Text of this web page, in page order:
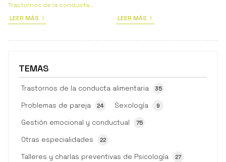
TEMAS
Trastornos de la conducta alimentaria 35
Problemas de pareja 24 Sexología 9
Gestión emocional y conductual 75
Otras especialidades 22
Talleres y charlas preventivas de Psicología 27
Trastornos de la conducta
alimentaria
LEER MÁS LEER MÁS